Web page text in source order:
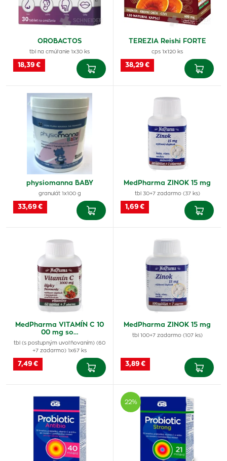
OROBACTOS
tbl na cmúľanie 1x30 ks
18,39 €
TEREZIA Reishi FORTE
cps 1x120 ks
38,29 €
physiomanna BABY
granulát 1x100 g
33,69 €
MedPharma ZINOK 15 mg
tbl 30+7 zadarmo (37 ks)
1,69 €
MedPharma VITAMÍN C 10
00 mg so…
tbl (s postupným uvoľňovaním) (60
+7 zadarmo) 1x67 ks
7,49 €
MedPharma ZINOK 15 mg
tbl 100+7 zadarmo (107 ks)
3,89 €
22%